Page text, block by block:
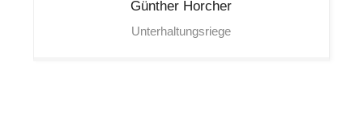
Günther Horcher
Unterhaltungsriege